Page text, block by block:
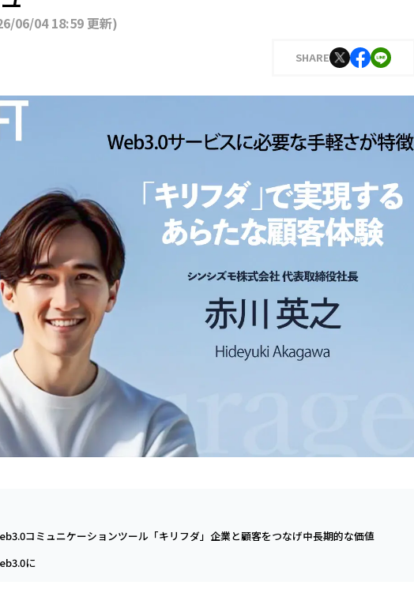
06/04 18:59 更新)
SHARE
コミュニケーションツール「キリフダ」企業と顧客をつなげ中長期的な価値
に